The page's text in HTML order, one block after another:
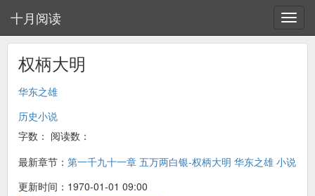
十月阅读
权柄大明
华东之雄
历史小说
字数： 阅读数：
最新章节： 第一千九十一章 五万两白银-权柄大明 华东之雄 小说
更新时间：1970-01-01 09:00